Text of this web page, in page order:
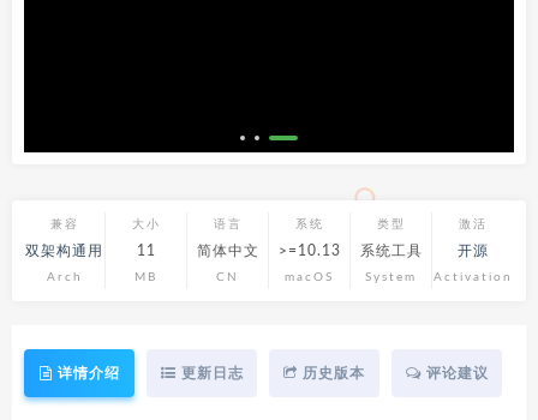
兼容
双架构通用
Arch
大小
11
MB
语言
简体中文
CN
系统
>=10.13
macOS
类型
系统工具
System
激活
开源
Activation
详情介绍 更新日志 历史版本 评论建议